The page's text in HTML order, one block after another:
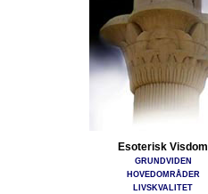
Esoterisk Visdom
GRUNDVIDEN
HOVEDOMRÅDER
LIVSKVALITET